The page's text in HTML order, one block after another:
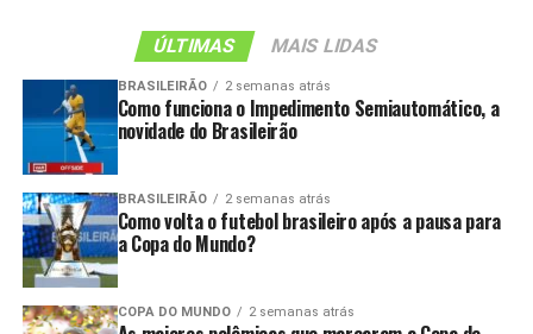
ÚLTIMAS MAIS LIDAS
BRASILEIRÃO 2 semanas atrás
Como funciona o Impedimento Semiautomático, a
novidade do Brasileirão
BRASILEIRÃO 2 semanas atrás
Como volta o futebol brasileiro após a pausa para
a Copa do Mundo?
COPA DO MUNDO 2 semanas atrás